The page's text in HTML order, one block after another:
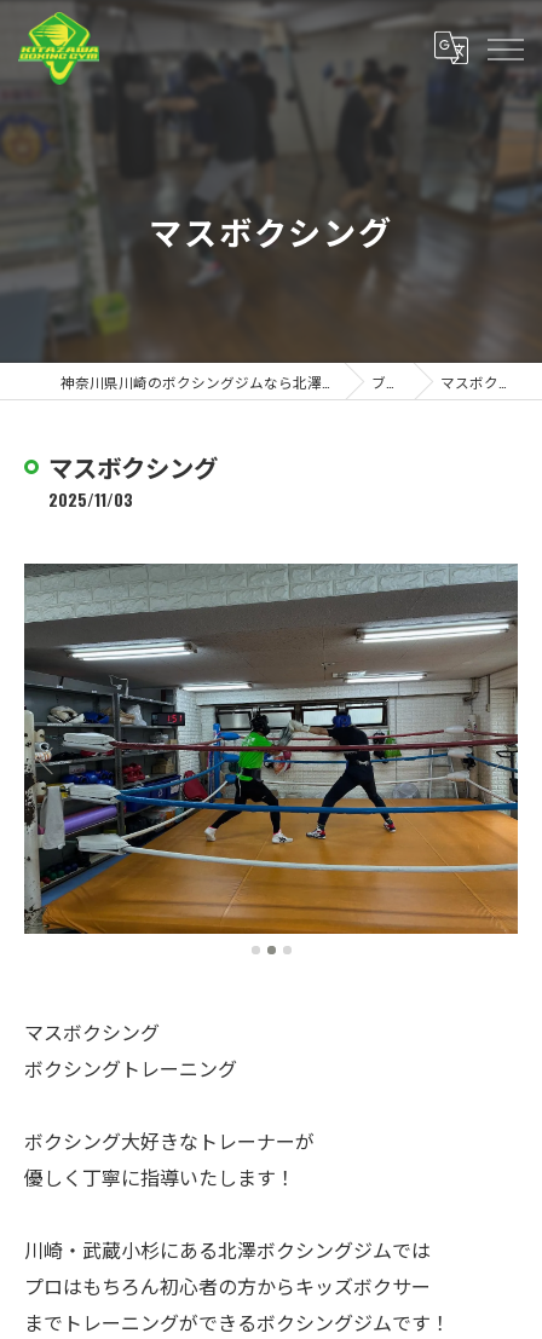
マスボクシング
ブログ マスボクシング
マスボクシング
2025/11/03
マスボクシング
ボクシングトレーニング
ボクシング大好きなトレーナーが
優しく丁寧に指導いたします！
川崎・武蔵小杉にある北澤ボクシングジムでは
プロはもちろん初心者の方からキッズボクサー
までトレーニングができるボクシングジムです！